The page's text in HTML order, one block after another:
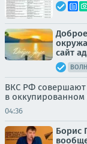
сайт
ВКС РФ совершают
в
04:36
Борис